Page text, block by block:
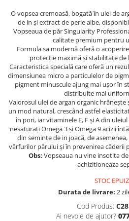
Styling
Tratamente
Vopsea de par
O vopsea cremoasă, bogată în ulei de
de in și extract de perle albe,
Vopseaua de păr Singularity
calitate premium pentru
Formula sa modernă oferă o
protecție maximă și stabilitate de
Caracteristica specială care oferă un
dimensiunea micro a particulelor de
pigment minuscule ajung mai ușor în
distribuite mai
Valorosul ulei de argan organic
un mod natural, crescând astfel
în pori, iar vitaminele E, F și A din
nesaturați Omega 3 și Omega 9 acizii
din semințe de in joacă, de
vârfurilor părului și în prevenirea căderii
Obs: Vopseaua nu vine insotita
achizitioneaza
STOC
Durata de livrare: 2
Cod Produs:
Ai nevoie de ajutor?